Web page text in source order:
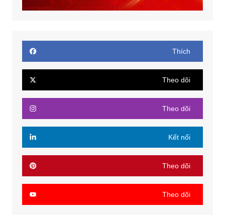
Thích
Theo dõi
Theo dõi
Kết nối
Theo dõi
Theo dõi